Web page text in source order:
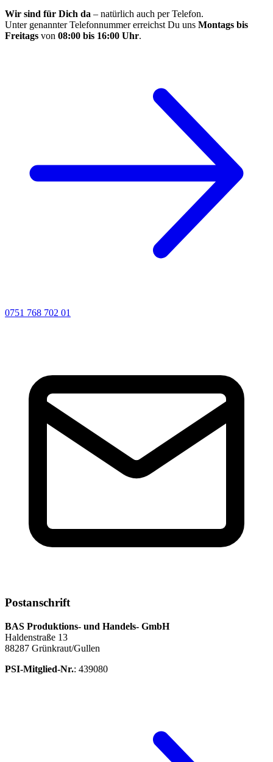
Wir sind für Dich da – natürlich auch per Telefon.
Unter genannter Telefonnummer erreichst Du uns Montags bis
Freitags von 08:00 bis 16:00 Uhr.
0751 768 702 01
Postanschrift
BAS Produktions- und Handels- GmbH
Haldenstraße 13
88287 Grünkraut/Gullen
PSI-Mitglied-Nr.: 439080